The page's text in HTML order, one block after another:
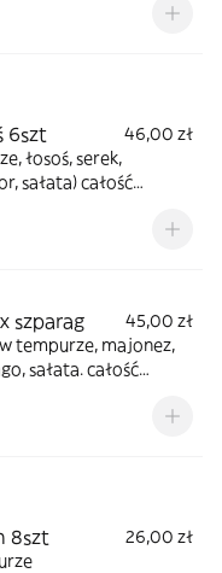
6szt
46,00 zł
łosoś, serek,
sałata) całość
szparag
45,00 zł
tempurze, majonez,
sałata. całość
8szt
26,00 zł